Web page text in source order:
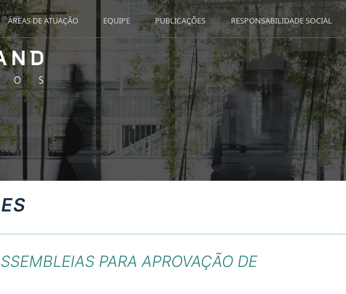
ÁREAS DE ATUAÇÃO EQUIPE PUBLICAÇÕES RESPONSABILIDADE SOCIAL
PARA APROVAÇÃO DE